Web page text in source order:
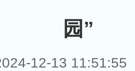
园”
12-13 11:51:55